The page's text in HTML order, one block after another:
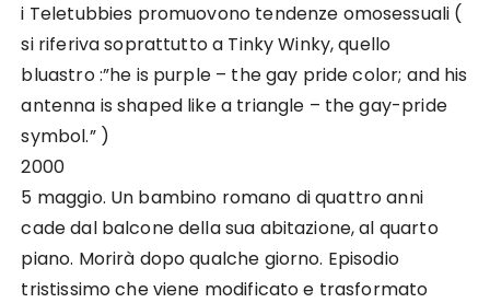
i Teletubbies promuovono tendenze omosessuali (
si riferiva soprattutto a Tinky Winky, quello
bluastro :”he is purple – the gay pride color; and his
antenna is shaped like a triangle – the gay-pride
symbol.” )
2000
5 maggio. Un bambino romano di quattro anni
cade dal balcone della sua abitazione, al quarto
piano. Morirà dopo qualche giorno. Episodio
tristissimo che viene modificato e trasformato